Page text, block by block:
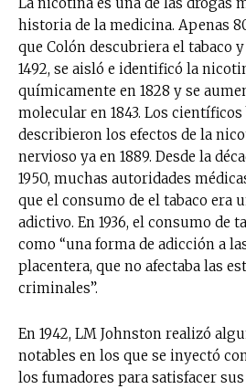
historia de la medicina. Apenas
que Colón descubriera el tabaco
1492, se aisló e identificó la
químicamente en 1828 y se
molecular en 1843. Los
describieron los efectos de la
nervioso ya en 1889. Desde la
1950, muchas autoridades
que el consumo de el tabaco era
adictivo. En 1936, el consumo de
como “una forma de adicción a
placentera, que no afectaba las
criminales”.
En 1942, LM Johnston realizó
notables en los que se inyectó
los fumadores para satisfacer